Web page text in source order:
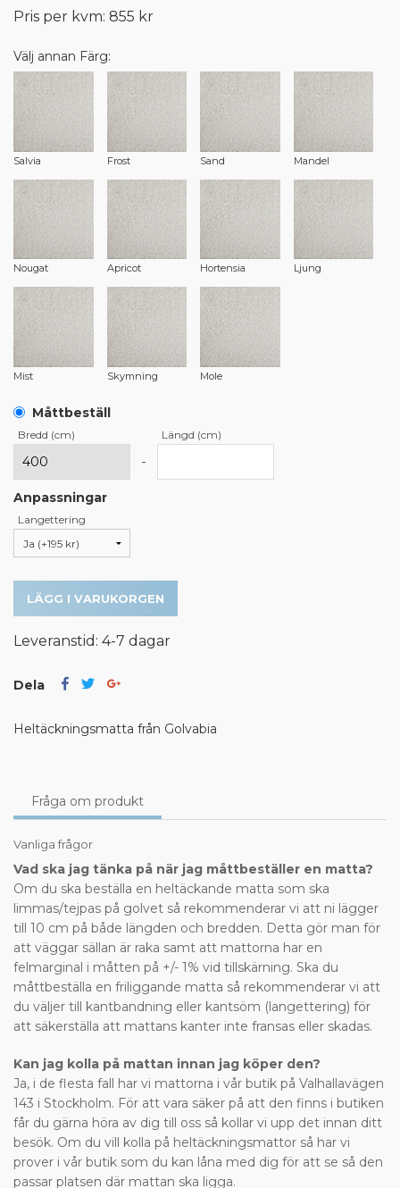
Pris per kvm: 855 kr
Välj annan Färg:
Salvia Frost Sand Mandel
Nougat Apricot Hortensia Ljung
Mist Skymning Mole
Måttbeställ
Bredd (cm)
-
Längd (cm)
Anpassningar
Langettering
LÄGG I VARUKORGEN
Leveranstid: 4-7 dagar
Dela
Heltäckningsmatta från Golvabia
Fråga om produkt
Vanliga frågor
Vad ska jag tänka på när jag måttbeställer en matta?
Om du ska beställa en heltäckande matta som ska
limmas/tejpas på golvet så rekommenderar vi att ni lägger
till 10 cm på både längden och bredden. Detta gör man för
att väggar sällan är raka samt att mattorna har en
felmarginal i måtten på +/- 1% vid tillskärning. Ska du
måttbeställa en friliggande matta så rekommenderar vi att
du väljer till kantbandning eller kantsöm (langettering) för
att säkerställa att mattans kanter inte fransas eller skadas.
Kan jag kolla på mattan innan jag köper den?
Ja, i de flesta fall har vi mattorna i vår butik på Valhallavägen
143 i Stockholm. För att vara säker på att den finns i butiken
får du gärna höra av dig till oss så kollar vi upp det innan ditt
besök. Om du vill kolla på heltäckningsmattor så har vi
prover i vår butik som du kan låna med dig för att se så den
passar platsen där mattan ska ligga.